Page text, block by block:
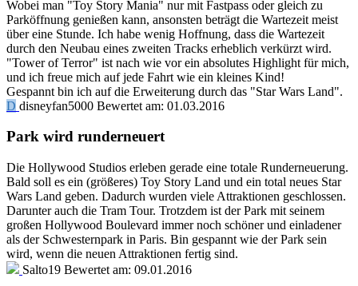
Wobei man "Toy Story Mania" nur mit Fastpass oder gleich zu
Parköffnung genießen kann, ansonsten beträgt die Wartezeit meist
über eine Stunde. Ich habe wenig Hoffnung, dass die Wartezeit
durch den Neubau eines zweiten Tracks erheblich verkürzt wird.
"Tower of Terror" ist nach wie vor ein absolutes Highlight für mich,
und ich freue mich auf jede Fahrt wie ein kleines Kind!
Gespannt bin ich auf die Erweiterung durch das "Star Wars Land".
D disneyfan5000 Bewertet am: 01.03.2016
Park wird runderneuert
Die Hollywood Studios erleben gerade eine totale Runderneuerung.
Bald soll es ein (größeres) Toy Story Land und ein total neues Star
Wars Land geben. Dadurch wurden viele Attraktionen geschlossen.
Darunter auch die Tram Tour. Trotzdem ist der Park mit seinem
großen Hollywood Boulevard immer noch schöner und einladener
als der Schwesternpark in Paris. Bin gespannt wie der Park sein
wird, wenn die neuen Attraktionen fertig sind.
Salto19 Bewertet am: 09.01.2016